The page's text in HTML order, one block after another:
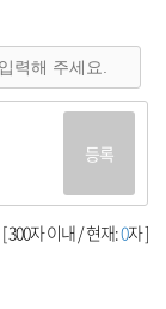
등록
[ 300자 이내 / 현재:0자 ]